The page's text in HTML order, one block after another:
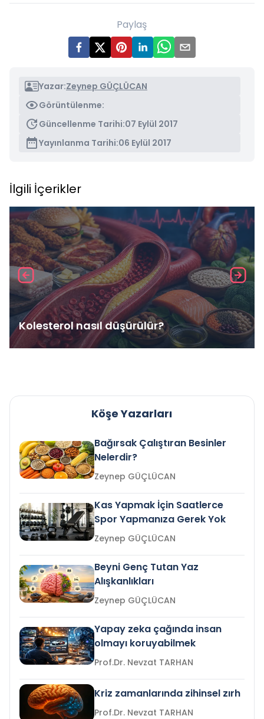
Paylaş
Yazar:Zeynep GÜÇLÜCAN
Görüntülenme:
Güncellenme Tarihi:07 Eylül 2017
Yayınlanma Tarihi:06 Eylül 2017
İlgili İçerikler
Kolesterol nasıl düşürülür?
Köşe Yazarları
Bağırsak Çalıştıran Besinler
Nelerdir?
Zeynep GÜÇLÜCAN
Kas Yapmak İçin Saatlerce
Spor Yapmanıza Gerek Yok
Zeynep GÜÇLÜCAN
Beyni Genç Tutan Yaz
Alışkanlıkları
Zeynep GÜÇLÜCAN
Yapay zeka çağında insan
olmayı koruyabilmek
Prof.Dr. Nevzat TARHAN
Kriz zamanlarında zihinsel zırh
Prof.Dr. Nevzat TARHAN